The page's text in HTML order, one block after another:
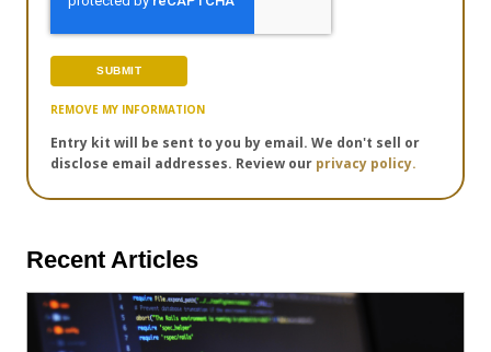
REMOVE MY INFORMATION
Entry kit will be sent to you by email. We don't sell or
disclose email addresses. Review our privacy policy.
Recent Articles